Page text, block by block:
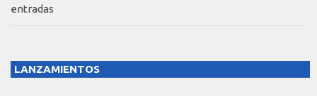
entradas
LANZAMIENTOS